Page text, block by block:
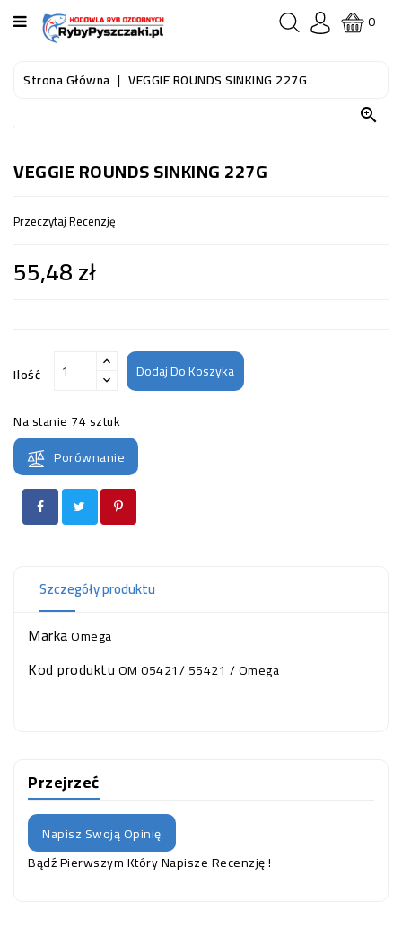
KATEGORIA
STRONA
AKWARIOWE
DO
WODNEGO
I
(SPRZĘT)
OCZKO
WODNE
(SPRZĘT)
KONTAKT
0
Strona Główna VEGGIE ROUNDS SINKING 227G

VEGGIE ROUNDS SINKING 227G
Przeczytaj Recenzję
55,48 zł
Ilość Dodaj Do Koszyka
Na stanie 74 sztuk
Porównanie
Szczegóły produktu
MarkaOmega
Kod produktuOM 05421/ 55421 / Omega
Przejrzeć
Napisz Swoją Opinię
Bądź Pierwszym Który Napisze Recenzję !